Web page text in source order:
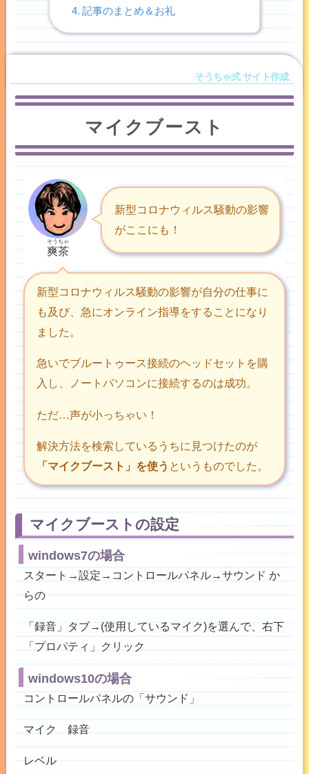
記事のまとめ＆お礼
マイクブースト
爽茶
そうちゃ
新型コロナウィルス騒動の影響
がここにも！
新型コロナウィルス騒動の影響が自分の仕事に
も及び、急にオンライン指導をすることになり
ました。
急いでブルートゥース接続のヘッドセットを購
入し、ノートパソコンに接続するのは成功。
ただ…声が小っちゃい！
解決方法を検索しているうちに見つけたのが
「マイクブースト」を使う というものでした。
マイクブーストの設定
windows7の場合
スタート→設定→コントロールパネル→サウンド か
らの
「録音」タブ→(使用しているマイク)を選んで、右下
「プロパティ」クリック
windows10の場合
コントロールパネルの「サウンド」
マイク 録音
レベル